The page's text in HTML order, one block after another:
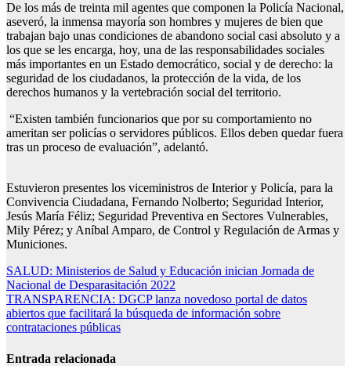
De los más de treinta mil agentes que componen la Policía Nacional,
aseveró, la inmensa mayoría son hombres y mujeres de bien que
trabajan bajo unas condiciones de abandono social casi absoluto y a
los que se les encarga, hoy, una de las responsabilidades sociales
más importantes en un Estado democrático, social y de derecho: la
seguridad de los ciudadanos, la protección de la vida, de los
derechos humanos y la vertebración social del territorio.
“Existen también funcionarios que por su comportamiento no
ameritan ser policías o servidores públicos. Ellos deben quedar fuera
tras un proceso de evaluación”, adelantó.
Estuvieron presentes los viceministros de Interior y Policía, para la
Convivencia Ciudadana, Fernando Nolberto; Seguridad Interior,
Jesús María Féliz; Seguridad Preventiva en Sectores Vulnerables,
Mily Pérez; y Aníbal Amparo, de Control y Regulación de Armas y
Municiones.
Navegación
de
entradas
SALUD: Ministerios de Salud y Educación inician Jornada de
Nacional de Desparasitación 2022
TRANSPARENCIA: DGCP lanza novedoso portal de datos
abiertos que facilitará la búsqueda de información sobre
contrataciones públicas
Entrada relacionada